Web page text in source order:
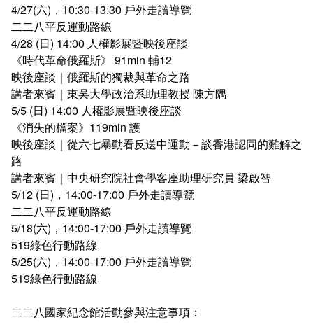
4/27(六)，10:30-13:30 戶外走讀導覽
二二八平反運動路線
4/28 (日) 14:00 人權影展暨映後座談
《時代革命俄羅斯》 91min 輔12
映後座談｜俄羅斯的獨裁與革命之路
講者來賓｜東吳大學政治系助理教授 陳方隅
5/5 (日) 14:00 人權影展暨映後座談
《消失的檔案》119min 護
映後座談｜從六七暴動看反送中運動－談香港認同的難解之
路
講者來賓｜中央研究院社會學客座助理研究員 梁啟智
5/12 (日)，14:00-17:00 戶外走讀導覽
二二八平反運動路線
5/18(六)，14:00-17:00 戶外走讀導覽
519綠色行動路線
5/25(六)，14:00-17:00 戶外走讀導覽
519綠色行動路線
二二八國家紀念館活動參與注意事項：